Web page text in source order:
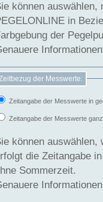
können
in Beziehung
der
Zeitbezug der Messwerte:
Zeitangabe der Messwerte in
Zeitangabe der Messwerte
können auswählen,
die Zeitangabe
Sommerzeit.